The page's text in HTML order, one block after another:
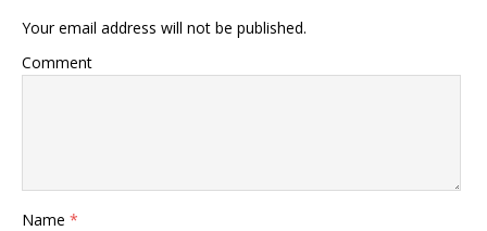
Your email address will not be published.
Comment
Name *